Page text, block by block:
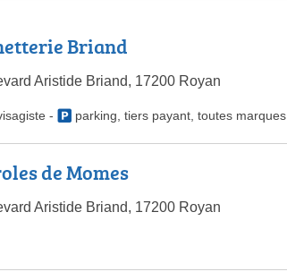
Briand
Aristide Briand, 17200 Royan
- parking tiers payant toutes marques
de Momes
Aristide Briand, 17200 Royan